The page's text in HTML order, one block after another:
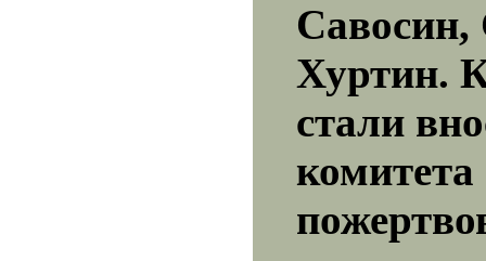
Савосин,
Хуртин.
стали
комитета